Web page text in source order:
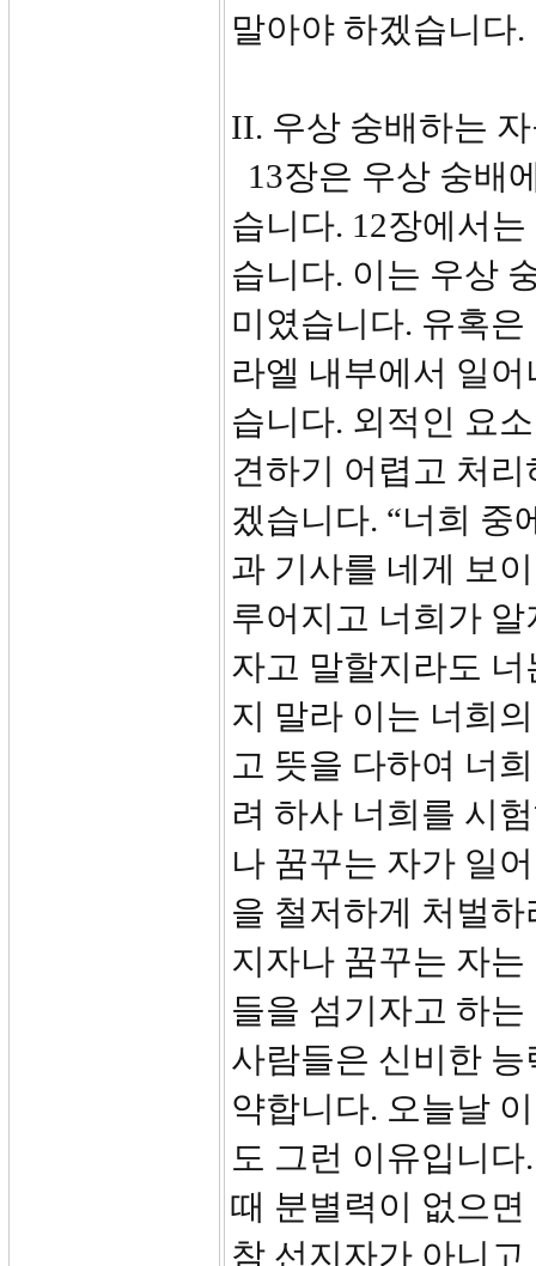
말아야 하겠습니다.
II. 우상 숭배하는
13장은 우상 숭배
습니다. 12장에서
습니다. 이는 우상
미였습니다. 유혹
라엘 내부에서 일
습니다. 외적인 요
견하기 어렵고 처
겠습니다. “너희 중
과 기사를 네게 보
루어지고 너희가
자고 말할지라도
지 말라 이는 너희
고 뜻을 다하여 너
려 하사 너희를 시
나 꿈꾸는 자가 일
을 철저하게 처벌
지자나 꿈꾸는 자
들을 섬기자고 하
사람들은 신비한
약합니다. 오늘날
도 그런 이유입니
때 분별력이 없으
참 선지자가 아니